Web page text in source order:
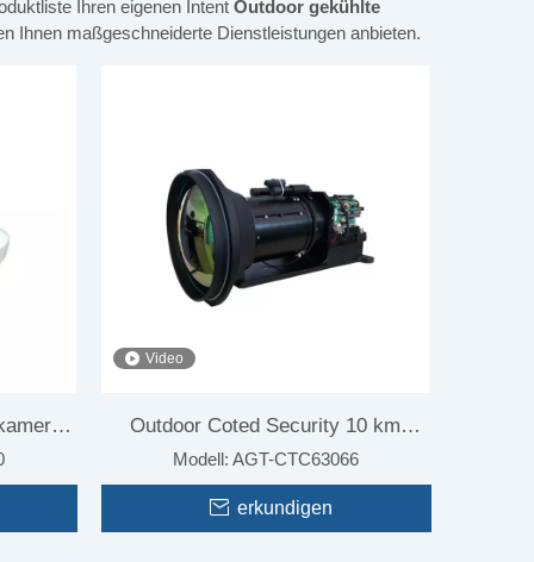
Ihren eigenen Intent Outdoor gekühlte
Ihnen maßgeschneiderte Dienstleistungen anbieten.
Video
Outdoor Coted Security 10 km
Sicherheit 10 km Langstrecken -
Thermalkamera -Lieferanten
Modell: AGT-CTC63066
erkundigen